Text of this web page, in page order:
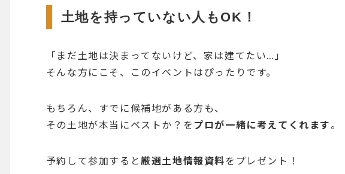
土地を持っていない人もOK！
「まだ土地は決まってないけど、家は建てたい…」
そんな方にこそ、このイベントはぴったりです。
もちろん、すでに候補地がある方も、
その土地が本当にベストか？を プロが一緒に考えてくれます 。
予約して参加すると厳選土地情報資料をプレゼント！